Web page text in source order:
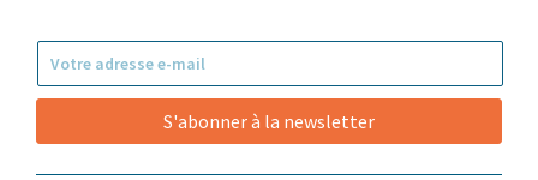
S'abonner à la newsletter